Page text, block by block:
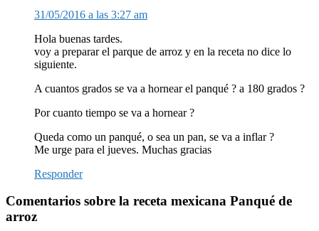
31/05/2016 a las 3:27 am
Hola buenas tardes.
voy a preparar el parque de arroz y en la receta no dice lo
siguiente.
A cuantos grados se va a hornear el panqué ? a 180 grados ?
Por cuanto tiempo se va a hornear ?
Queda como un panqué, o sea un pan, se va a inflar ?
Me urge para el jueves. Muchas gracias
Responder
Comentarios sobre la receta mexicana Panqué de
arroz